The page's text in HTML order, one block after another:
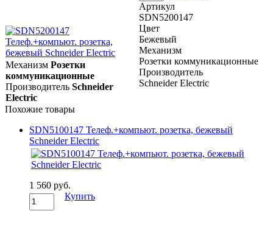
Артикул
SDN5200147
Цвет
Бежевый
Механизм
Розетки коммуникационные
Производитель
Schneider Electric
Механизм Розетки
коммуникационные
Производитель Schneider
Electric
Похожие товары
SDN5100147 Телеф.+компьют. розетка, бежевый
Schneider Electric
1 560 руб.
Купить